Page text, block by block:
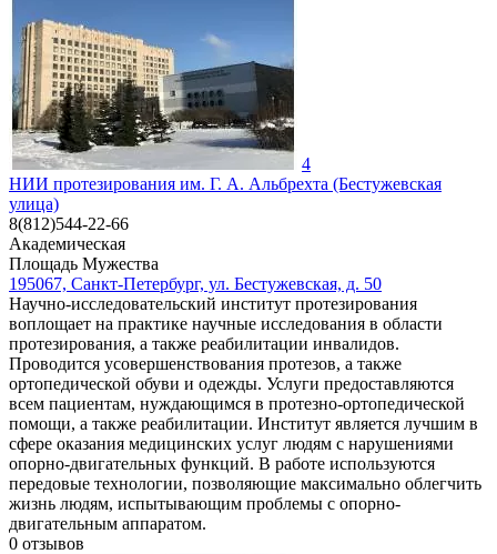
4
НИИ протезирования им. Г. А. Альбрехта (Бестужевская
улица)
8(812)544-22-66
Академическая
Площадь Мужества
195067, Санкт-Петербург, ул. Бестужевская, д. 50
Научно-исследовательский институт протезирования
воплощает на практике научные исследования в области
протезирования, а также реабилитации инвалидов.
Проводится усовершенствования протезов, а также
ортопедической обуви и одежды. Услуги предоставляются
всем пациентам, нуждающимся в протезно-ортопедической
помощи, а также реабилитации. Институт является лучшим в
сфере оказания медицинских услуг людям с нарушениями
опорно-двигательных функций. В работе используются
передовые технологии, позволяющие максимально облегчить
жизнь людям, испытывающим проблемы с опорно-
двигательным аппаратом.
0 отзывов